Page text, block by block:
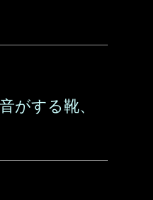
がする靴、